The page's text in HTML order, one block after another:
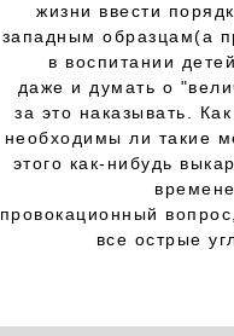
жизни ввести
западным образцам(а
в воспитании
даже и думать о
за это наказывать.
необходимы ли такие
этого как-нибудь
провокационный
все острые